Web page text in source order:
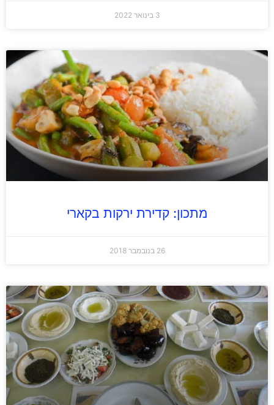
3 בינואר 2022
מתכון: קדירת ירקות בקארי
26 בנובמבר 2018